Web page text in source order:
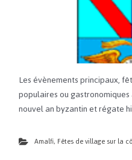
Les évènements principaux,
populaires ou
nouvel an byzantin et régate
Amalfi, Fêtes de village sur la